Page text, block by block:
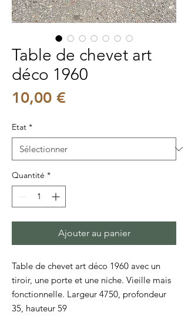
Table de chevet art
déco 1960
10,00 €
Etat *
Quantité *
Ajouter au panier
Table de chevet art déco 1960 avec un
tiroir, une porte et une niche. Vieille mais
fonctionnelle. Largeur 4750, profondeur
35, hauteur 59